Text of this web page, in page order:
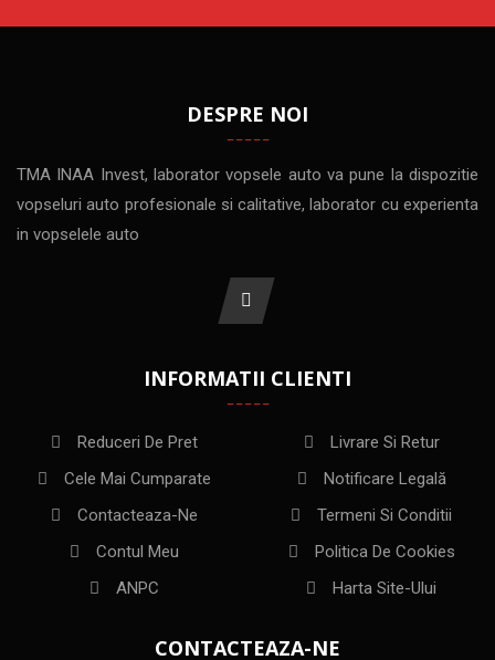
DESPRE NOI
TMA INAA Invest, laborator vopsele auto va pune la dispozitie
vopseluri auto profesionale si calitative, laborator cu experienta
in vopselele auto
INFORMATII CLIENTI
Reduceri De Pret
Cele Mai Cumparate
Contacteaza-Ne
Contul Meu
ANPC
Livrare Si Retur
Notificare Legală
Termeni Si Conditii
Politica De Cookies
Harta Site-Ului
CONTACTEAZA-NE